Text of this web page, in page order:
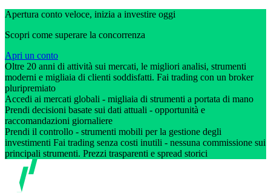
Apertura conto veloce, inizia a investire oggi
Scopri come superare la concorrenza
Apri un conto
Oltre 20 anni di attività sui mercati, le migliori analisi, strumenti
moderni e migliaia di clienti soddisfatti. Fai trading con un broker
pluripremiato
Accedi ai mercati globali - migliaia di strumenti a portata di mano
Prendi decisioni basate sui dati attuali - opportunità e
raccomandazioni giornaliere
Prendi il controllo - strumenti mobili per la gestione degli
investimenti Fai trading senza costi inutili - nessuna commissione sui
principali strumenti. Prezzi trasparenti e spread storici